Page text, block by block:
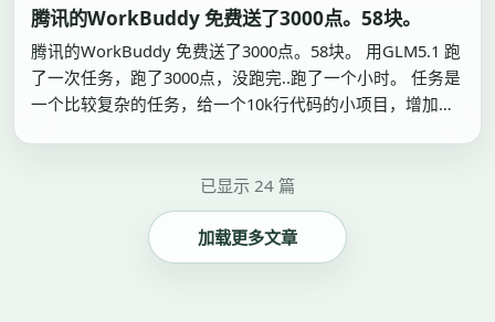
腾讯的WorkBuddy 免费送了3000点。58块。
腾讯的WorkBuddy 免费送了3000点。58块。 用GLM5.1 跑
了一次任务，跑了3000点，没跑完..跑了一个小时。 任务是
一个比较复杂的任务，给一个10k行代码的小项目，增加多
和上次安排个小米的工作不是…
已显示 24 篇
加载更多文章